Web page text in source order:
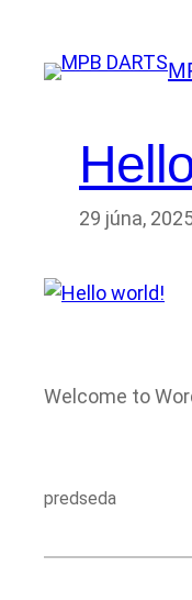
obsah
29 júna,
Welcome to
predseda